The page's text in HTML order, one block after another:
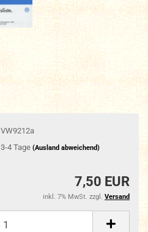
VW9212a
3-4 Tage (Ausland abweichend)
7,50 EUR
inkl. 7% MwSt. zzgl. Versand